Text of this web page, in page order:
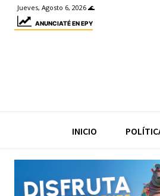
Jueves, Agosto 6, 2026 🌊
ANUNCIATÉ EN EPY
INICIO